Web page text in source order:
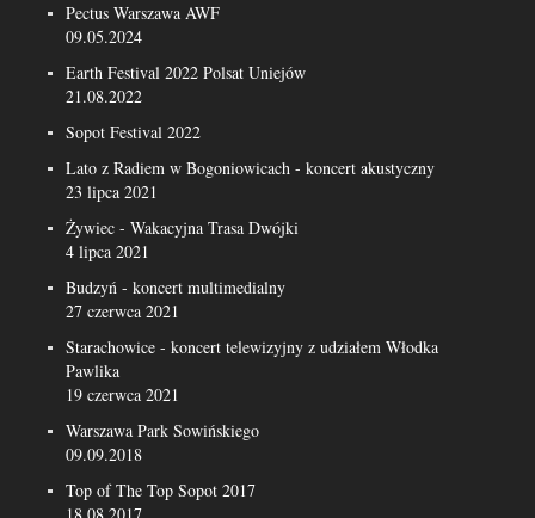
Pectus Warszawa AWF
09.05.2024
Earth Festival 2022 Polsat Uniejów
21.08.2022
Sopot Festival 2022
Lato z Radiem w Bogoniowicach - koncert akustyczny
23 lipca 2021
Żywiec - Wakacyjna Trasa Dwójki
4 lipca 2021
Budzyń - koncert multimedialny
27 czerwca 2021
Starachowice - koncert telewizyjny z udziałem Włodka
Pawlika
19 czerwca 2021
Warszawa Park Sowińskiego
09.09.2018
Top of The Top Sopot 2017